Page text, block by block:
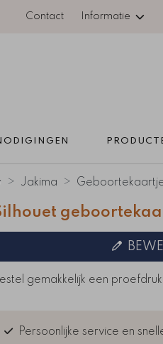
Contact Informatie
Jakima
gemakkelijk een
Persoonlijke service en